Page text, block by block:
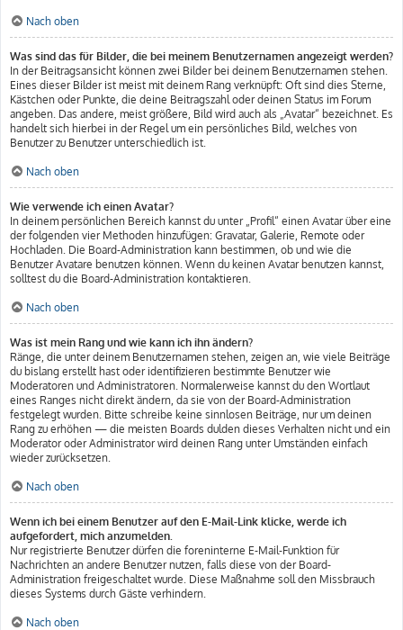
Nach oben
Was sind das für Bilder, die bei meinem Benutzernamen angezeigt werden?
In der Beitragsansicht können zwei Bilder bei deinem Benutzernamen stehen.
Eines dieser Bilder ist meist mit deinem Rang verknüpft: Oft sind dies Sterne,
Kästchen oder Punkte, die deine Beitragszahl oder deinen Status im Forum
angeben. Das andere, meist größere, Bild wird auch als „Avatar“ bezeichnet. Es
handelt sich hierbei in der Regel um ein persönliches Bild, welches von
Benutzer zu Benutzer unterschiedlich ist.
Nach oben
Wie verwende ich einen Avatar?
In deinem persönlichen Bereich kannst du unter „Profil“ einen Avatar über eine
der folgenden vier Methoden hinzufügen: Gravatar, Galerie, Remote oder
Hochladen. Die Board-Administration kann bestimmen, ob und wie die
Benutzer Avatare benutzen können. Wenn du keinen Avatar benutzen kannst,
solltest du die Board-Administration kontaktieren.
Nach oben
Was ist mein Rang und wie kann ich ihn ändern?
Ränge, die unter deinem Benutzernamen stehen, zeigen an, wie viele Beiträge
du bislang erstellt hast oder identifizieren bestimmte Benutzer wie
Moderatoren und Administratoren. Normalerweise kannst du den Wortlaut
eines Ranges nicht direkt ändern, da sie von der Board-Administration
festgelegt wurden. Bitte schreibe keine sinnlosen Beiträge, nur um deinen
Rang zu erhöhen — die meisten Boards dulden dieses Verhalten nicht und ein
Moderator oder Administrator wird deinen Rang unter Umständen einfach
wieder zurücksetzen.
Nach oben
Wenn ich bei einem Benutzer auf den E-Mail-Link klicke, werde ich
aufgefordert, mich anzumelden.
Nur registrierte Benutzer dürfen die foreninterne E-Mail-Funktion für
Nachrichten an andere Benutzer nutzen, falls diese von der Board-
Administration freigeschaltet wurde. Diese Maßnahme soll den Missbrauch
dieses Systems durch Gäste verhindern.
Nach oben